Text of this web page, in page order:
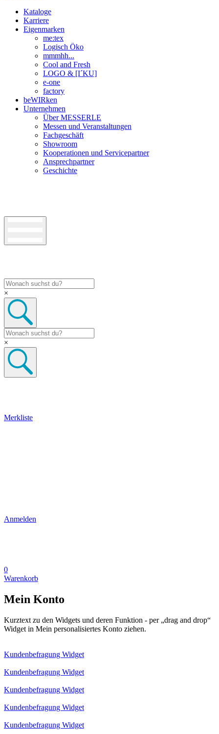
Kataloge
Karriere
Eigenmarken
me:tex
Logisch Öko
mmmhh...
Cool and Fresh
LOGO & [I´KU]
e-one
factory
beWIRken
Unternehmen
Über MESSERLE
Messen und Veranstaltungen
Fachgeschäft
Showroom
Kooperationen und Servicepartner
Ansprechpartner
Geschichte
×
×
Merkliste
Anmelden
0
Warenkorb
Mein Konto
Kurztext zu den Widgets und deren Funktion - per „drag and drop“
Widget in Mein personalisiertes Konto ziehen.
Kundenbefragung Widget
Kundenbefragung Widget
Kundenbefragung Widget
Kundenbefragung Widget
Kundenbefragung Widget